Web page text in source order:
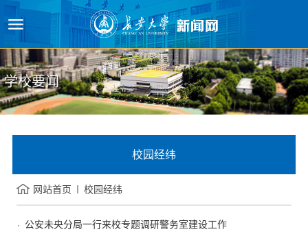
学校要闻
校园经纬
网站首页 校园经纬
公安未央分局一行来校专题调研警务室建设工作